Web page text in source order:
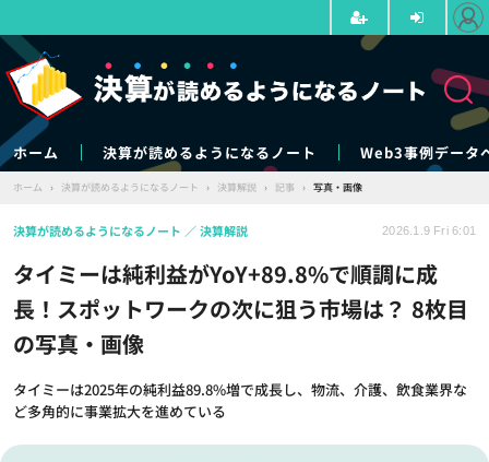
ホーム 決算が読めるようになるノート Web3事例データ
ホーム › 決算が読めるようになるノート › 決算解説 › 記事 › 写真・画像
タイミーは純利益がYoY+89.8%で順調に成
長！スポットワークの次に狙う市場は？ 8枚目
の写真・画像
タイミーは2025年の純利益89.8%増で成長し、物流、介護、飲食業界な
ど多角的に事業拡大を進めている
決算が読めるようになるノート 決算解説 2026.1.9 Fri 6:01